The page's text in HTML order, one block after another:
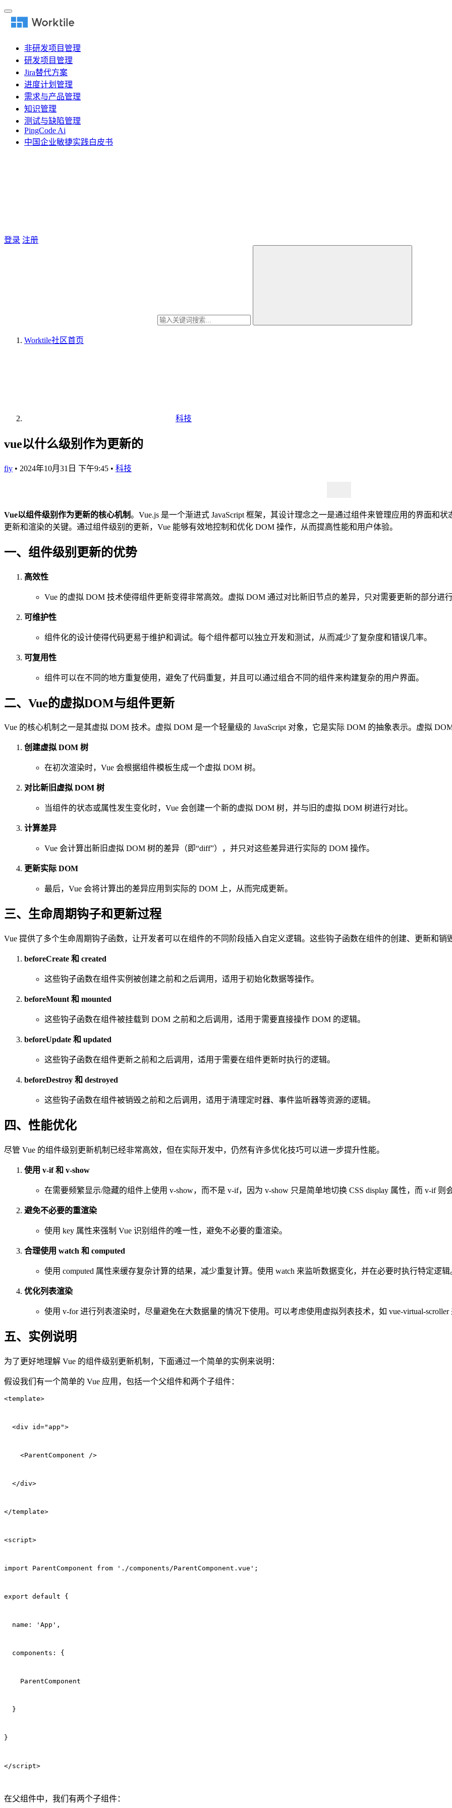
非研发项目管理
研发项目管理
Jira替代方案
进度计划管理
需求与产品管理
知识管理
测试与缺陷管理
PingCode Ai
中国企业敏捷实践白皮书
登录 注册
Worktile社区首页
科技
vue以什么级别作为更新的
fiy • 2024年10月31日 下午9:45 • 科技
Vue以组件级别作为更新的核心机制。Vue.js 是一个渐进式 JavaScript 框架，其设计理念之一是通过组件来管理应用的界面和
更新和渲染的关键。通过组件级别的更新，Vue 能够有效地控制和优化 DOM 操作，从而提高性能和用户体验。
一、组件级别更新的优势
高效性
Vue 的虚拟 DOM 技术使得组件更新变得非常高效。虚拟 DOM 通过对比新旧节点的差异，只对需要更新的部分进
可维护性
组件化的设计使得代码更易于维护和调试。每个组件都可以独立开发和测试，从而减少了复杂度和错误几率。
可复用性
组件可以在不同的地方重复使用，避免了代码重复，并且可以通过组合不同的组件来构建复杂的用户界面。
二、Vue的虚拟DOM与组件更新
Vue 的核心机制之一是其虚拟 DOM 技术。虚拟 DOM 是一个轻量级的 JavaScript 对象，它是实际 DOM 的抽象表示。虚拟
创建虚拟 DOM 树
在初次渲染时，Vue 会根据组件模板生成一个虚拟 DOM 树。
对比新旧虚拟 DOM 树
当组件的状态或属性发生变化时，Vue 会创建一个新的虚拟 DOM 树，并与旧的虚拟 DOM 树进行对比。
计算差异
Vue 会计算出新旧虚拟 DOM 树的差异（即“diff”），并只对这些差异进行实际的 DOM 操作。
更新实际 DOM
最后，Vue 会将计算出的差异应用到实际的 DOM 上，从而完成更新。
三、生命周期钩子和更新过程
Vue 提供了多个生命周期钩子函数，让开发者可以在组件的不同阶段插入自定义逻辑。这些钩子函数在组件的创建、更新和销
beforeCreate 和 created
这些钩子函数在组件实例被创建之前和之后调用，适用于初始化数据等操作。
beforeMount 和 mounted
这些钩子函数在组件被挂载到 DOM 之前和之后调用，适用于需要直接操作 DOM 的逻辑。
beforeUpdate 和 updated
这些钩子函数在组件更新之前和之后调用，适用于需要在组件更新时执行的逻辑。
beforeDestroy 和 destroyed
这些钩子函数在组件被销毁之前和之后调用，适用于清理定时器、事件监听器等资源的逻辑。
四、性能优化
尽管 Vue 的组件级别更新机制已经非常高效，但在实际开发中，仍然有许多优化技巧可以进一步提升性能。
使用 v-if 和 v-show
在需要频繁显示/隐藏的组件上使用 v-show，而不是 v-if，因为 v-show 只是简单地切换 CSS display 属性，而 v-if 则
避免不必要的重渲染
使用 key 属性来强制 Vue 识别组件的唯一性，避免不必要的重渲染。
合理使用 watch 和 computed
使用 computed 属性来缓存复杂计算的结果，减少重复计算。使用 watch 来监听数据变化，并在必要时执行特定逻辑
优化列表渲染
使用 v-for 进行列表渲染时，尽量避免在大数据量的情况下使用。可以考虑使用虚拟列表技术，如 vue-virtual-scroller
五、实例说明
为了更好地理解 Vue 的组件级别更新机制，下面通过一个简单的实例来说明：
假设我们有一个简单的 Vue 应用，包括一个父组件和两个子组件：
<template>
  <div id="app">
    <ParentComponent />
  </div>
</template>
<script>
import ParentComponent from './components/ParentComponent.vue';
export default {
  name: 'App',
  components: {
    ParentComponent
  }
}
</script>
在父组件中，我们有两个子组件：